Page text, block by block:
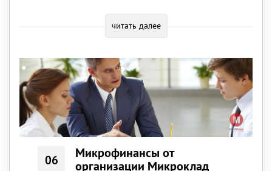
читать далее
06
Микрофинансы от
организации Микроклад